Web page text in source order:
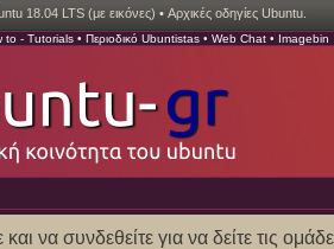
18.04 LTS (με εικόνες) • Αρχικές οδηγίες Ubuntu.
to - Tutorials • Περιοδικό Ubuntistas • Web Chat • Imagebin
να συνδεθείτε για να δείτε τις